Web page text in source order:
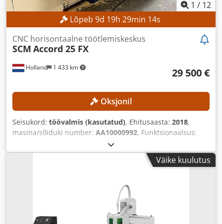
1 / 12
Lõpeb 9d 19h 29min 12s
Holland 1 433 km
CNC horisontaalne töötlemiskeskus
SCM Accord 25 FX
29 500 €
Oksjonil
Seisukord: töövalmis (kasutatud), Ehitusaasta: 2018,
masina/sõiduki number: AA10000992, Funktsionaalsus:
Väike kuulutus